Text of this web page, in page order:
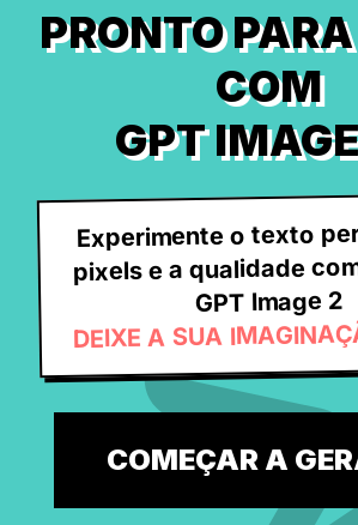
PRONTO
COM
GPT
Experimente o texto
pixels e a qualidade
GPT Image 2
DEIXE A SUA
COMEÇAR A